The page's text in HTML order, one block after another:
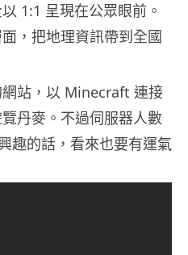
1:1 呈現在公眾眼前。
，把地理資訊帶到全國
站，以 Minecraft 連接
丹麥。不過伺服器人數
趣的話，看來也要有運氣